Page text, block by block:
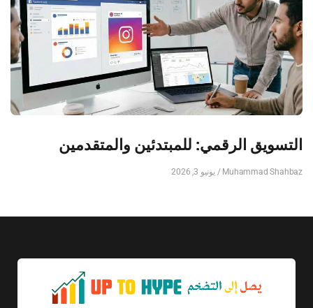
التسويق الرقمي: للمبتدئين والمتقدمين
Muhammad Shahbaz يونيو 3, 2026